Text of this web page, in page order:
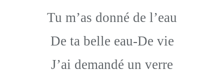
Tu m’as donné de l’eau
De ta belle eau-De vie
J’ai demandé un verre